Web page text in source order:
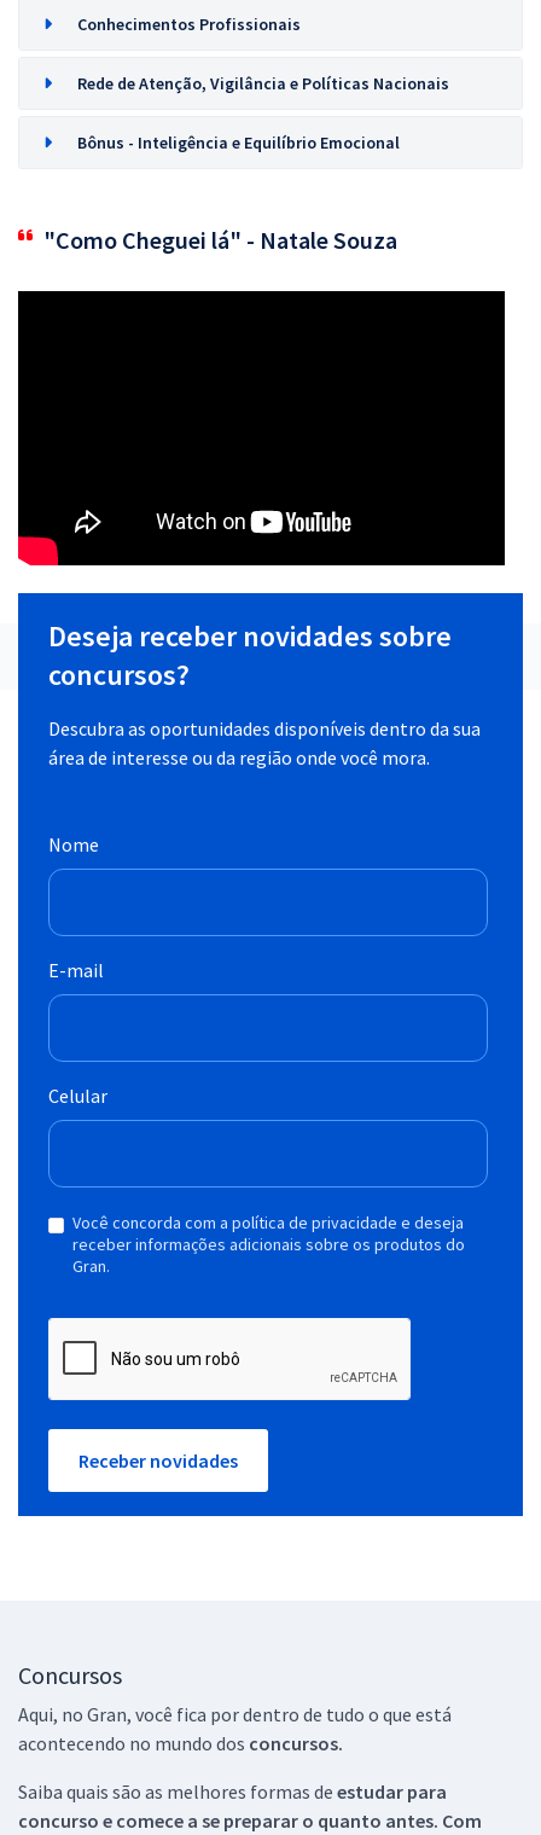
Conhecimentos Profissionais
Rede de Atenção, Vigilância e Políticas Nacionais
Bônus - Inteligência e Equilíbrio Emocional
"Como Cheguei lá" - Natale Souza
Deseja receber novidades sobre
concursos?
Descubra as oportunidades disponíveis dentro da sua
área de interesse ou da região onde você mora.
Nome
E-mail
Celular
Você concorda com a política de privacidade e deseja
receber informações adicionais sobre os produtos do
Gran.
Receber novidades
Concursos
Aqui, no Gran, você fica por dentro de tudo o que está
acontecendo no mundo dos concursos.
Saiba quais são as melhores formas de estudar para
concurso e comece a se preparar o quanto antes. Com